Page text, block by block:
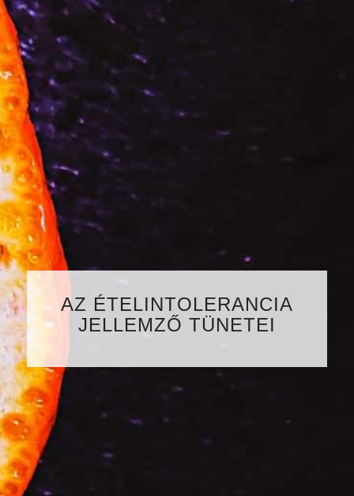
AZ ÉTELINTOLERANCIA
JELLEMZŐ TÜNETEI